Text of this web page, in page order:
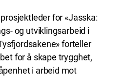
for «Jasska:
og utviklingsarbeid i
forteller
for å skape trygghet,
i arbeid mot